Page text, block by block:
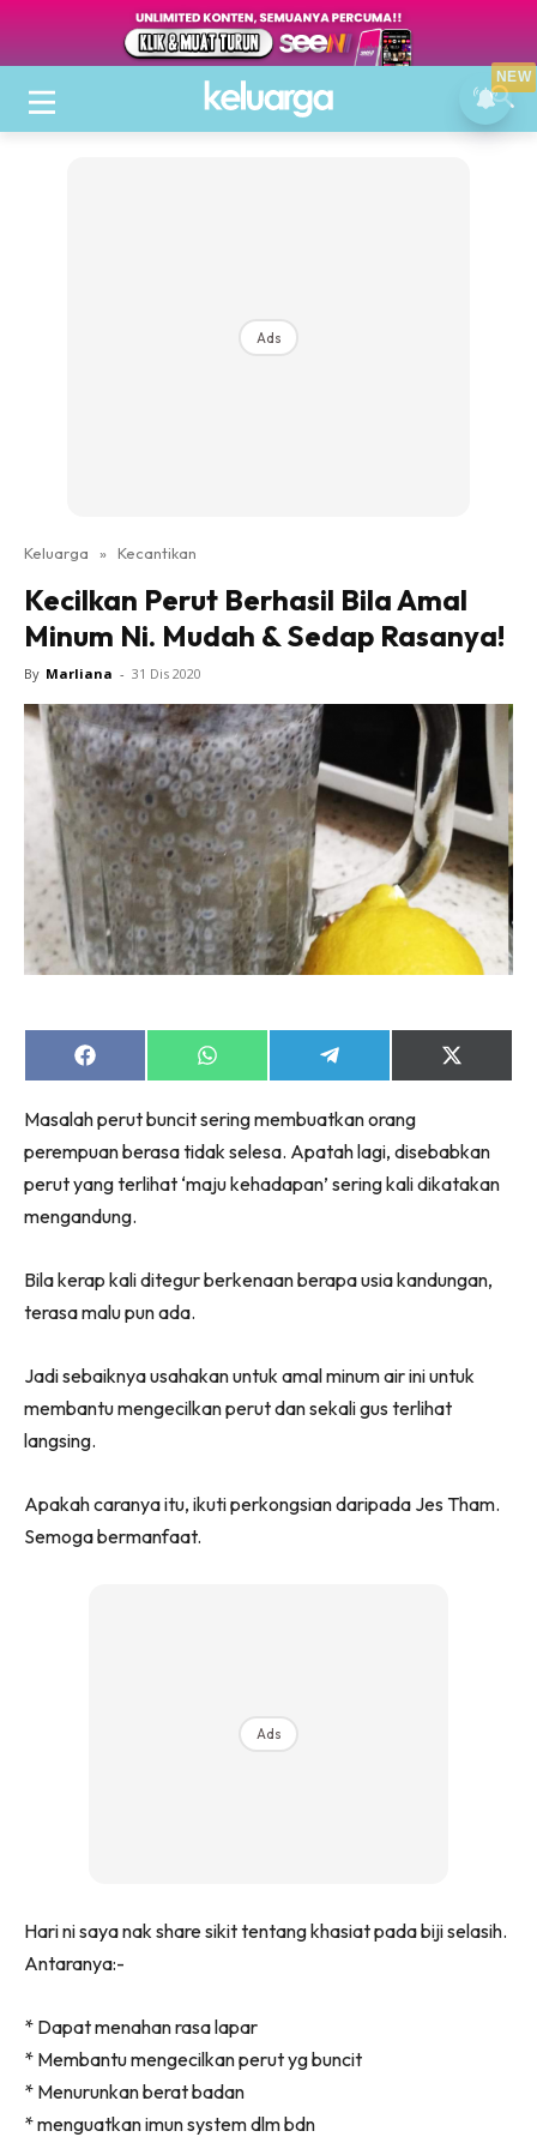
Ads
Keluarga » Kecantikan
Kecilkan Perut Berhasil Bila Amal
Minum Ni. Mudah & Sedap Rasanya!
By Marliana - 31 Dis 2020
Share
on
Share
on
Share
on
Share
on
Masalah perut buncit sering membuatkan orang
perempuan berasa tidak selesa. Apatah lagi, disebabkan
perut yang terlihat ‘maju kehadapan’ sering kali dikatakan
mengandung.
Bila kerap kali ditegur berkenaan berapa usia kandungan,
terasa malu pun ada.
Jadi sebaiknya usahakan untuk amal minum air ini untuk
membantu mengecilkan perut dan sekali gus terlihat
langsing.
Apakah caranya itu, ikuti perkongsian daripada Jes Tham.
Semoga bermanfaat.
Ads
Hari ni saya nak share sikit tentang khasiat pada biji selasih.
Antaranya:-
* Dapat menahan rasa lapar
* Membantu mengecilkan perut yg buncit
* Menurunkan berat badan
* menguatkan imun system dlm bdn
NEW